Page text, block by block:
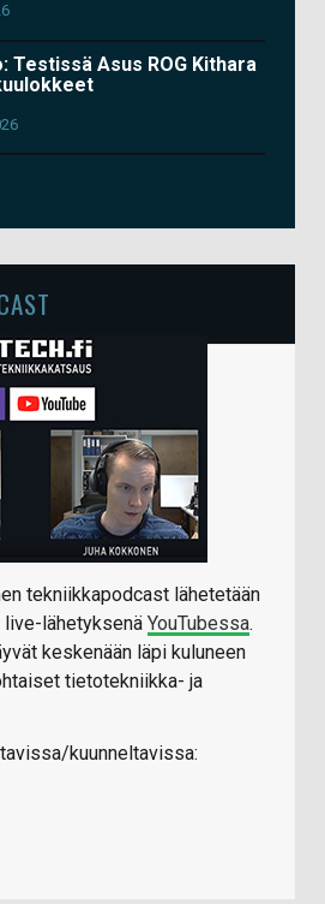
Testissä Asus ROG Kithara
tekniikkapodcast lähetetään
lähetyksenä YouTubessa.
keskenään läpi kuluneen
tietotekniikka- ja
kuunneltavissa: